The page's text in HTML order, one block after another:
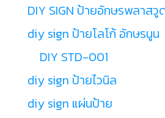
DIY SIGN ป้ายอักษรพลาสวู
diy sign ป้ายโลโก้ อักษรนูน
DIY STD-001
diy sign ป้ายไวนิล
diy sign แผ่นป้าย